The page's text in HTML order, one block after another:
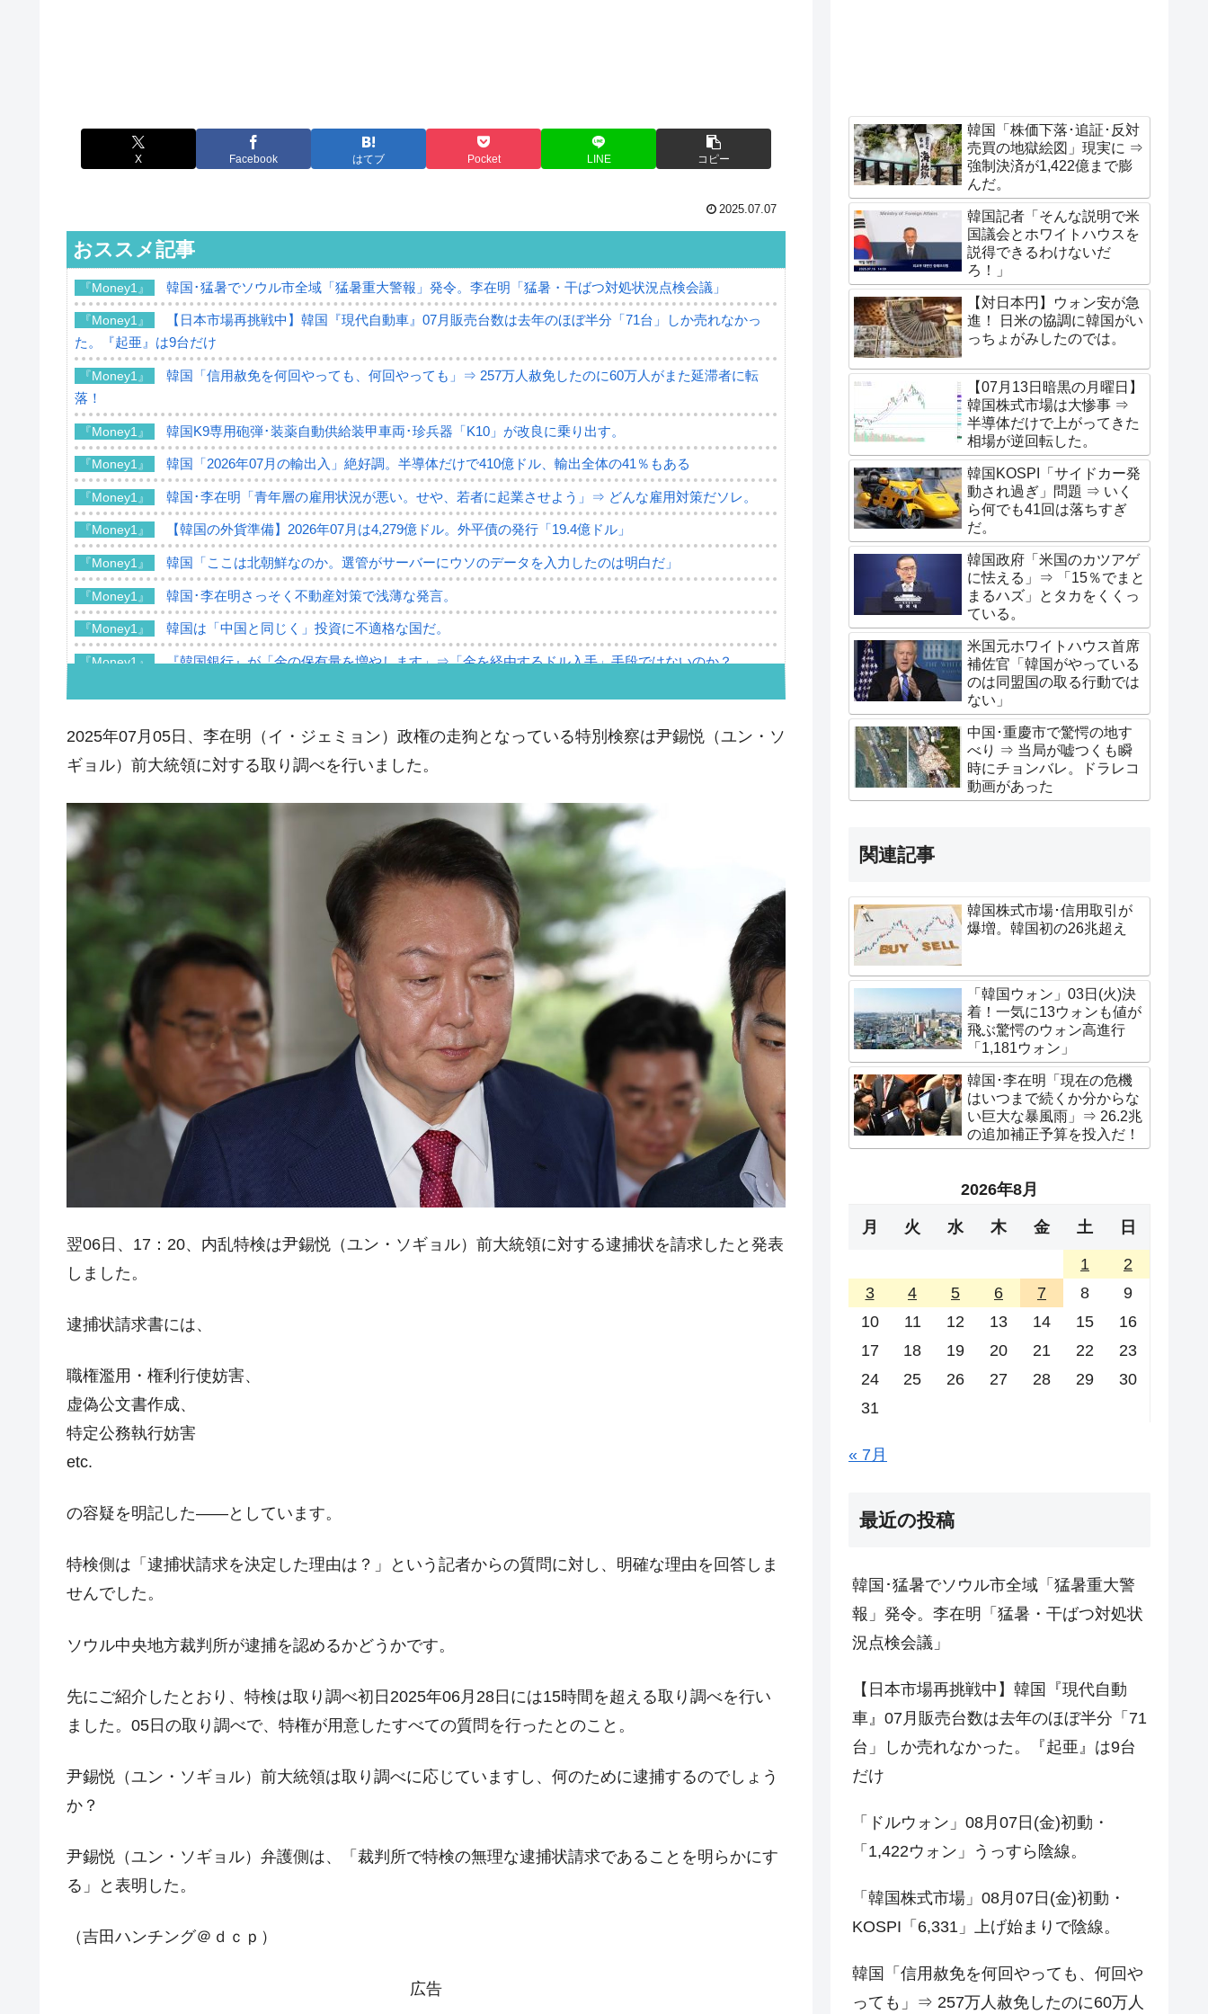
X Facebook はてブ Pocket LINE コピー
2025.07.07
おススメ記事
『Money1』 韓国･猛暑でソウル市全域「猛暑重大警報」発令。李在明「猛暑・干ばつ対処状況点検会議」
『Money1』
【日本市場再挑戦中】韓国『現代自動車』07月販売台数は去年のほぼ半分「71台」しか売れなかっ
た。『起亜』は9台だけ
『Money1』
韓国「信用赦免を何回やっても、何回やっても」⇒ 257万人赦免したのに60万人がまた延滞者に転
落！
『Money1』 韓国K9専用砲弾･装薬自動供給装甲車両･珍兵器「K10」が改良に乗り出す。
『Money1』 韓国「2026年07月の輸出入」絶好調。半導体だけで410億ドル、輸出全体の41％もある
『Money1』 韓国･李在明「青年層の雇用状況が悪い。せや、若者に起業させよう」⇒ どんな雇用対策だソレ。
『Money1』 【韓国の外貨準備】2026年07月は4,279億ドル。外平債の発行「19.4億ドル」
『Money1』 韓国「ここは北朝鮮なのか。選管がサーバーにウソのデータを入力したのは明白だ」
『Money1』 韓国･李在明さっそく不動産対策で浅薄な発言。
『Money1』 韓国は「中国と同じく」投資に不適格な国だ。
『Money1』 『韓国銀行』が「金の保有量を増やします」⇒「金を経由するドル入手」手段ではないのか？
『Money1』 韓国･帰ってきた李在明。李在明を支持しない「50.5％」に上昇
『Money1』
韓国大統領府ボンクラ政策室長が告発された ⇒ 国家が行った恐るべき株価操作であり、空前の国政
『Money1』 韓国･警察職員が「丸刈りになって抗議活動」
『Money1』 中国だけが鉄鋼輸出を異常増加させる ⇒ 中国の過剰生産が世界を蝕む。
韓国製造業「半導体絶好調」のウラで他業種は全般的「不調」⇒ PSIが示す現況は決して良くない。
『Money1』 【米韓激突案件】韓国消費者院が『クーパン』1人当たり賠償10万ウォンを認定 ⇒ 総額3兆7,000億
『Money1』 韓国で猛暑。南東部では干ばつ
『Money1』 韓国型イージス搭載の次世代駆逐艦「KDDX」1番艦、2032年竣工と公示
『Money1』 【対日本円】ウォン安が急進！ 日米の協調に韓国がいっちょがみしたのでは。
『Money1』
韓国政府『BYD』車への補助金を全廃 ⇒ 実は韓国で『BYD』車は売れている。6カ月で対前年同期比
1.9倍！
『Money1』
在韓米国大使スティールが着韓！⇒ さっそく空港に詰めかけ「出て行け！」「極右勢力」のプラカー
ドを掲げる「在韓反米勢力」
韓国政府「2035年までに18.4GW規模のAIデータセンター整備」⇒ だから無理だってば。
JPモルガン「韓国レバレッジETFの清算はほぼ終わった」
『Money1』 韓国政府「ニセＫ-ブランドを通報しようキャンペーン」⇒ あの名物教授も登場！
『Money1』 韓国鉄鋼最大手『POSCO』ズブズブ沈む。営業利益80.2％も減少
する差別。許してはおかぬ
『Money1』 韓国ボンクラ政策室長･金容範、株価暴落に他人事のような発言。
『Money1』 韓国半導体『SKハイニックス』2026年2Qの業績「史上最高益」当期純利益は前年同期比13.4倍に。
『Money1』
【速報】韓国株式市場の暴落・本日07月29日(水)もサイドカー・サーキットブレイカーの二段コンボ
『Money1』 IT産業は人を雇用する効果は低い。全産業の半分未満しか雇用を生まない
『Money1』
Fact1 今話題の「楽天ライオンズ」とは？
Fact1 奇跡の毛色「白毛馬」とは？
Fact1 日本人マスターズ挑戦の歴史。松山以前に最高位だった選手とは？
Fact1 甲子園通算本塁打、最多の清原に次いで多く打っている意外な選手とは？
Fact1
2025年07月05日、李在明（イ・ジェミョン）政権の走狗となっている特別検察は尹錫悦（ユン・ソ
ギョル）前大統領に対する取り調べを行いました。
翌06日、17：20、内乱特検は尹錫悦（ユン・ソギョル）前大統領に対する逮捕状を請求したと発表
しました。
逮捕状請求書には、
職権濫用・権利行使妨害、
虚偽公文書作成、
特定公務執行妨害
etc.
の容疑を明記した――としています。
特検側は「逮捕状請求を決定した理由は？」という記者からの質問に対し、明確な理由を回答しま
せんでした。
ソウル中央地方裁判所が逮捕を認めるかどうかです。
先にご紹介したとおり、特検は取り調べ初日2025年06月28日には15時間を超える取り調べを行い
ました。05日の取り調べで、特権が用意したすべての質問を行ったとのこと。
尹錫悦（ユン・ソギョル）前大統領は取り調べに応じていますし、何のために逮捕するのでしょう
か？
尹錫悦（ユン・ソギョル）弁護側は、「裁判所で特検の無理な逮捕状請求であることを明らかにす
る」と表明した。
（吉田ハンチング＠ｄｃｐ）
広告
韓国「株価下落･追証･反対
売買の地獄絵図」現実に ⇒
強制決済が1,422億まで膨
んだ。
韓国記者「そんな説明で米
国議会とホワイトハウスを
説得できるわけないだ
ろ！」
【対日本円】ウォン安が急
進！ 日米の協調に韓国がい
っちょがみしたのでは。
【07月13日暗黒の月曜日】
韓国株式市場は大惨事 ⇒
半導体だけで上がってきた
相場が逆回転した。
韓国KOSPI「サイドカー発
動され過ぎ」問題 ⇒ いく
ら何でも41回は落ちすぎ
だ。
韓国政府「米国のカツアゲ
に怯える」⇒ 「15％でまと
まるハズ」とタカをくくっ
ている。
米国元ホワイトハウス首席
補佐官「韓国がやっている
のは同盟国の取る行動では
ない」
中国･重慶市で驚愕の地す
べり ⇒ 当局が嘘つくも瞬
時にチョンバレ。ドラレコ
動画があった
関連記事
韓国株式市場･信用取引が
爆増。韓国初の26兆超え
「韓国ウォン」03日(火)決
着！一気に13ウォンも値が
飛ぶ驚愕のウォン高進行
「1,181ウォン」
韓国･李在明「現在の危機
はいつまで続くか分からな
い巨大な暴風雨」⇒ 26.2兆
の追加補正予算を投入だ！
2026年8月
月 火 水 木 金 土 日
1
2
3
4 5 6 7 8
9
10
11 12 13 14 15
16
17
18 19 20 21 22
23
24
25 26 27 28 29
30
31
« 7月
最近の投稿
韓国･猛暑でソウル市全域「猛暑重大警
報」発令。李在明「猛暑・干ばつ対処状
況点検会議」
【日本市場再挑戦中】韓国『現代自動
車』07月販売台数は去年のほぼ半分「71
台」しか売れなかった。『起亜』は9台
だけ
「ドルウォン」08月07日(金)初動・
「1,422ウォン」うっすら陰線。
「韓国株式市場」08月07日(金)初動・
KOSPI「6,331」上げ始まりで陰線。
韓国「信用赦免を何回やっても、何回や
っても」⇒ 257万人赦免したのに60万人